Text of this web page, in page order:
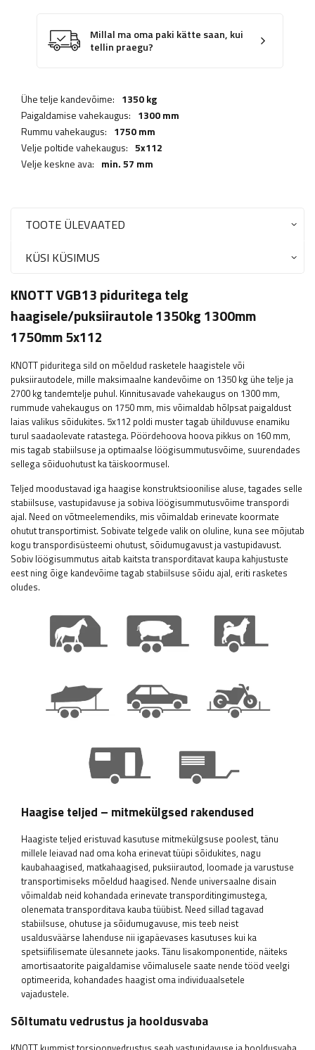
Millal ma oma paki kätte saan, kui
tellin praegu?
Ühe telje kandevõime: 1350 kg
Paigaldamise vahekaugus: 1300 mm
Rummu vahekaugus: 1750 mm
Velje poltide vahekaugus: 5x112
Velje keskne ava: min. 57 mm
TOOTE ÜLEVAATED
KÜSI KÜSIMUS
KNOTT VGB13 piduritega telg
haagisele/puksiirautole 1350kg 1300mm
1750mm 5x112
KNOTT piduritega sild on mõeldud rasketele haagistele või
puksiirautodele, mille maksimaalne kandevõime on 1350 kg ühe telje ja
2700 kg tandemtelje puhul. Kinnitusavade vahekaugus on 1300 mm,
rummude vahekaugus on 1750 mm, mis võimaldab hõlpsat paigaldust
laias valikus sõidukites. 5x112 poldi muster tagab ühilduvuse enamiku
turul saadaolevate ratastega. Pöördehoova hoova pikkus on 160 mm,
mis tagab stabiilsuse ja optimaalse löögisummutusvõime, suurendades
sellega sõiduohutust ka täiskoormusel.
Teljed moodustavad iga haagise konstruktsioonilise aluse, tagades selle
stabiilsuse, vastupidavuse ja sobiva löögisummutusvõime transpordi
ajal. Need on võtmeelemendiks, mis võimaldab erinevate koormate
ohutut transportimist. Sobivate telgede valik on oluline, kuna see mõjutab
kogu transpordisüsteemi ohutust, sõidumugavust ja vastupidavust.
Sobiv löögisummutus aitab kaitsta transporditavat kaupa kahjustuste
eest ning õige kandevõime tagab stabiilsuse sõidu ajal, eriti rasketes
oludes.
Haagise teljed – mitmekülgsed rakendused
Haagiste teljed eristuvad kasutuse mitmekülgsuse poolest, tänu
millele leiavad nad oma koha erinevat tüüpi sõidukites, nagu
kaubahaagised, matkahaagised, puksiirautod, loomade ja varustuse
transportimiseks mõeldud haagised. Nende universaalne disain
võimaldab neid kohandada erinevate transporditingimustega,
olenemata transporditava kauba tüübist. Need sillad tagavad
stabiilsuse, ohutuse ja sõidumugavuse, mis teeb neist
usaldusväärse lahenduse nii igapäevases kasutuses kui ka
spetsiifilisemate ülesannete jaoks. Tänu lisakomponentide, näiteks
amortisaatorite paigaldamise võimalusele saate nende tööd veelgi
optimeerida, kohandades haagist oma individuaalsetele
vajadustele.
Sõltumatu vedrustus ja hooldusvaba